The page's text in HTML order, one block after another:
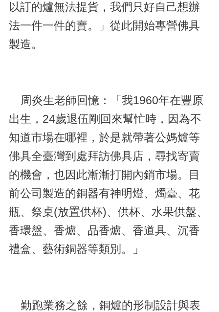
以訂的爐無法提貨，我們只好自己想辦
法一件一件的賣。」從此開始專營佛具
製造。
周炎生老師回憶：「我1960年在豐原
出生，24歲退伍剛回來幫忙時，因為不
知道市場在哪裡，於是就帶著公媽爐等
佛具全臺灣到處拜訪佛具店，尋找寄賣
的機會，也因此漸漸打開內銷市場。目
前公司製造的銅器有神明燈、燭臺、花
瓶、祭桌(放置供杯)、供杯、水果供盤、
香環盤、香爐、品香爐、香道具、沉香
禮盒、藝術銅器等類別。」
勤跑業務之餘，銅爐的形制設計與表